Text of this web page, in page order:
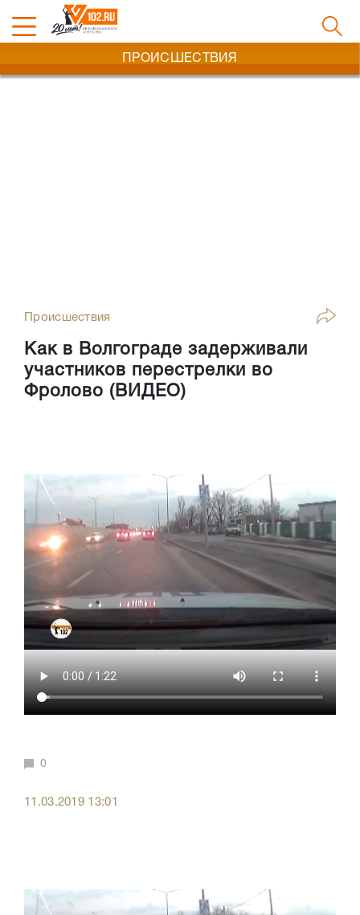
ПРОИСШЕСТВИЯ
Происшествия
Как в Волгограде задерживали
участников перестрелки во
Фролово (ВИДЕО)
0
11.03.2019 13:01